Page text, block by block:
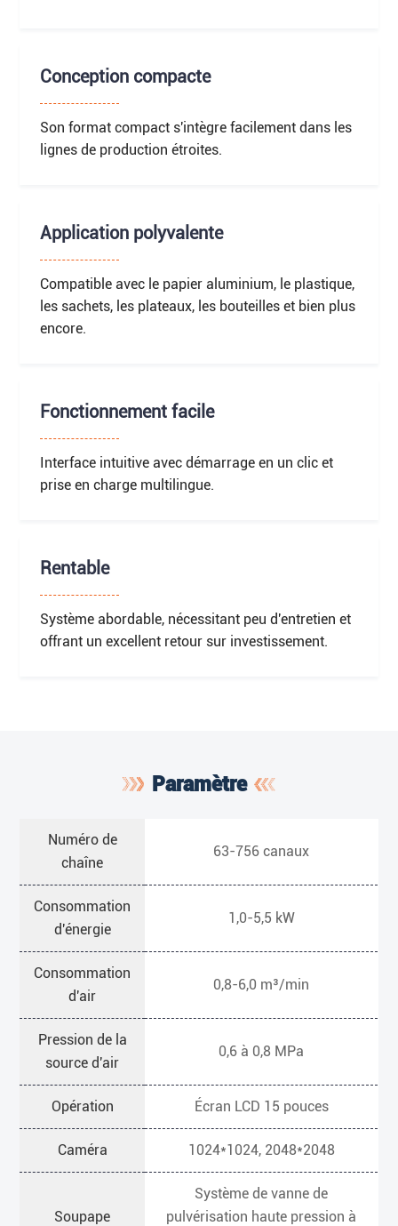
Conception compacte
Son format compact s'intègre facilement dans les
lignes de production étroites.
Application polyvalente
Compatible avec le papier aluminium, le plastique,
les sachets, les plateaux, les bouteilles et bien plus
encore.
Fonctionnement facile
Interface intuitive avec démarrage en un clic et
prise en charge multilingue.
Rentable
Système abordable, nécessitant peu d'entretien et
offrant un excellent retour sur investissement.
Paramètre
Numéro de
chaîne
63-756 canaux
Consommation
d'énergie
1,0-5,5 kW
Consommation
d'air
0,8-6,0 m³/min
Pression de la
source d'air
0,6 à 0,8 MPa
Opération Écran LCD 15 pouces
Caméra 1024*1024, 2048*2048
Soupape
Système de vanne de
pulvérisation haute pression à